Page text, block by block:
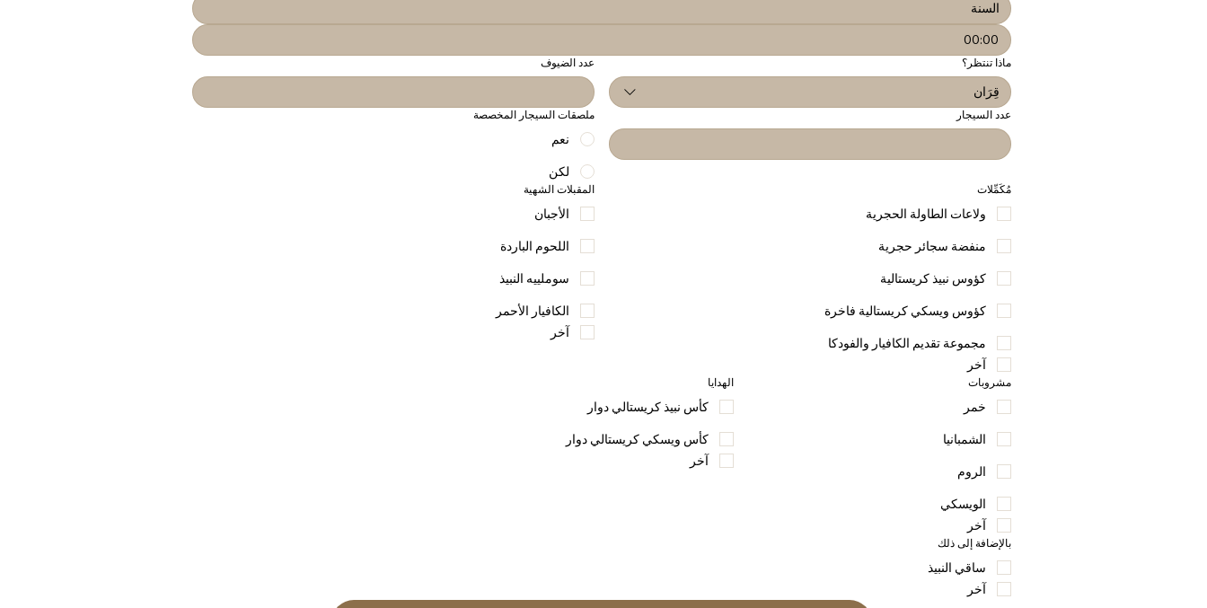
:
ماذا تنتظر؟
قِرَان
عدد الضيوف
عدد السيجار ملصقات السيجار المخصصة
نعم
لكن
مُكَمِّلات
ولاعات الطاولة الحجرية
منفضة سجائر حجرية
كؤوس نبيذ كريستالية
كؤوس ويسكي كريستالية فاخرة
مجموعة تقديم الكافيار والفودكا
آخر
المقبلات الشهية
الأجبان
اللحوم الباردة
سوملييه النبيذ
الكافيار الأحمر
آخر
مشروبات
خمر
الشمبانيا
الروم
الويسكي
آخر
الهدايا
كأس نبيذ كريستالي دوار
كأس ويسكي كريستالي دوار
آخر
بالإضافة إلى ذلك
ساقي النبيذ
آخر